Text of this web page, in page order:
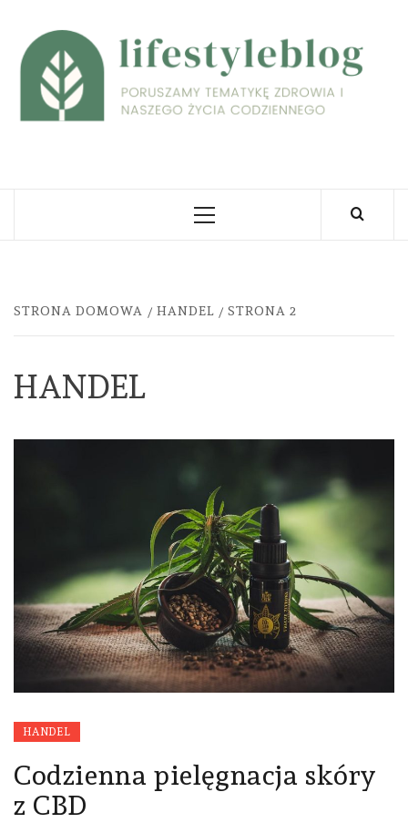
content
Primary
STRONA DOMOWA HANDEL STRONA 2
HANDEL
HANDEL
Codzienna pielęgnacja skóry
z CBD